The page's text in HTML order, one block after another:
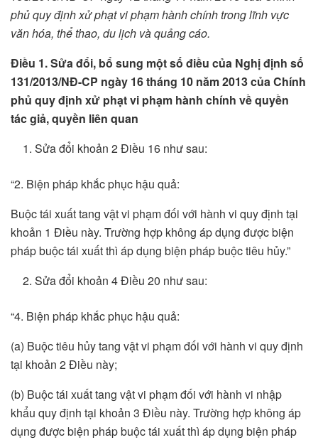
phủ quy định xử phạt vi phạm hành chính trong lĩnh vực
văn hóa, thể thao, du lịch và quảng cáo.
Điều 1. Sửa đổi, bổ sung một số điều của Nghị định số
131/2013/NĐ-CP ngày 16 tháng 10 năm 2013 của Chính
phủ quy định xử phạt vi phạm hành chính về quyền
tác giả, quyền liên quan
Sửa đổi khoản 2 Điều 16 như sau:
“2. Biện pháp khắc phục hậu quả:
Buộc tái xuất tang vật vi phạm đối với hành vi quy định tại
khoản 1 Điều này. Trường hợp không áp dụng được biện
pháp buộc tái xuất thì áp dụng biện pháp buộc tiêu hủy.”
Sửa đổi khoản 4 Điều 20 như sau:
“4. Biện pháp khắc phục hậu quả:
(a) Buộc tiêu hủy tang vật vi phạm đối với hành vi quy định
tại khoản 2 Điều này;
(b) Buộc tái xuất tang vật vi phạm đối với hành vi nhập
khẩu quy định tại khoản 3 Điều này. Trường hợp không áp
dụng được biện pháp buộc tái xuất thì áp dụng biện pháp